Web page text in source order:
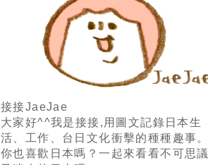
接接JaeJae
大家好^^我是接接,用圖文記錄日本生
活、工作、台日文化衝擊的種種趣事。
你也喜歡日本嗎？一起來看看不可思議